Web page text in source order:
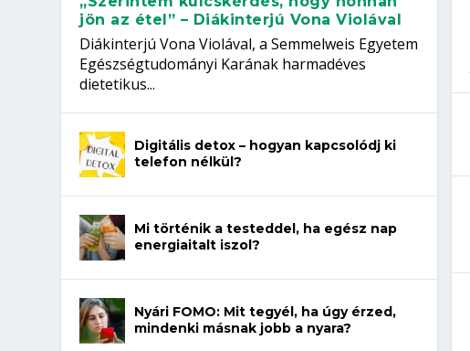
jön az étel” – Diákinterjú Vona Violával
Diákinterjú Vona Violával, a Semmelweis Egyetem
Egészségtudományi Karának harmadéves
dietetikus...
Digitális detox – hogyan kapcsolódj ki
telefon nélkül?
Mi történik a testeddel, ha egész nap
energiaitalt iszol?
Nyári FOMO: Mit tegyél, ha úgy érzed,
mindenki másnak jobb a nyara?